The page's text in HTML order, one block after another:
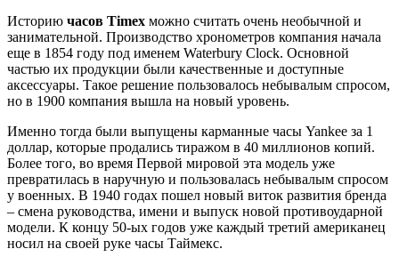
Историю часов Timex можно считать очень необычной и
занимательной. Производство хронометров компания начала
еще в 1854 году под именем Waterbury Clock. Основной
частью их продукции были качественные и доступные
аксессуары. Такое решение пользовалось небывалым спросом,
но в 1900 компания вышла на новый уровень.
Именно тогда были выпущены карманные часы Yankee за 1
доллар, которые продались тиражом в 40 миллионов копий.
Более того, во время Первой мировой эта модель уже
превратилась в наручную и пользовалась небывалым спросом
у военных. В 1940 годах пошел новый виток развития бренда
– смена руководства, имени и выпуск новой противоударной
модели. К концу 50-ых годов уже каждый третий американец
носил на своей руке часы Таймекс.